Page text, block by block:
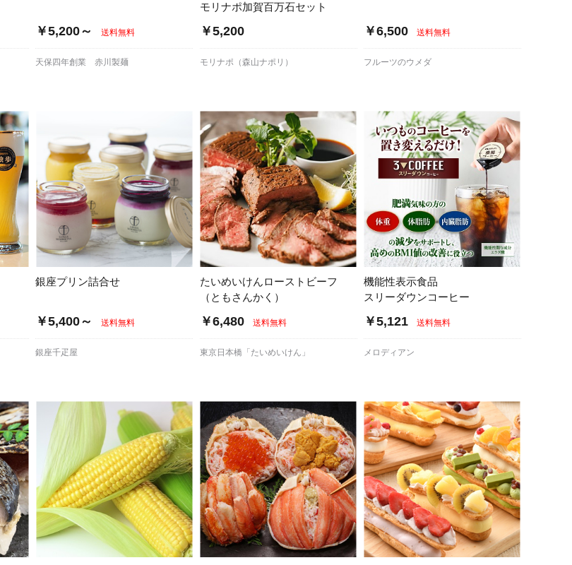
￥5,200～ 送料無料
天保四年創業 赤川製麺
モリナポ加賀百万石セット
￥5,200
モリナポ（森山ナポリ）
￥6,500 送料無料
フルーツのウメダ
銀座プリン詰合せ
￥5,400～ 送料無料
銀座千疋屋
たいめいけんローストビーフ
（ともさんかく）
￥6,480 送料無料
東京日本橋「たいめいけん」
機能性表示食品
スリーダウンコーヒー
￥5,121 送料無料
メロディアン